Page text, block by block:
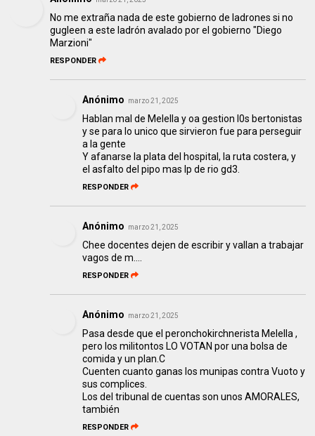
No me extraña nada de este gobierno de ladrones si no
gugleen a este ladrón avalado por el gobierno "Diego
Marzioni"
RESPONDER
Anónimo marzo 21, 2025
Hablan mal de Melella y oa gestion l0s bertonistas
y se para lo unico que sirvieron fue para perseguir
a la gente
Y afanarse la plata del hospital, la ruta costera, y
el asfalto del pipo mas lp de rio gd3.
RESPONDER
Anónimo marzo 21, 2025
Chee docentes dejen de escribir y vallan a trabajar
vagos de m....
RESPONDER
Anónimo marzo 21, 2025
Pasa desde que el peronchokirchnerista Melella ,
pero los militontos LO VOTAN por una bolsa de
comida y un plan.C
Cuenten cuanto ganas los munipas contra Vuoto y
sus complices.
Los del tribunal de cuentas son unos AMORALES,
también
RESPONDER